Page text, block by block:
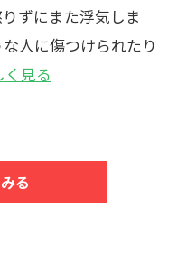
ずにまた浮気しま
人に傷つけられたり
く見る
る